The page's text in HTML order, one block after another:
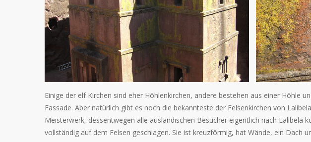
Einige der elf Kirchen sind eher Höhlenkirchen, andere bestehen aus einer Höhle
Fassade. Aber natürlich gibt es noch die bekannteste der Felsenkirchen von
Meisterwerk, dessentwegen alle ausländischen Besucher eigentlich nach Lalibela
vollständig auf dem Felsen geschlagen. Sie ist kreuzförmig, hat Wände, ein Dach